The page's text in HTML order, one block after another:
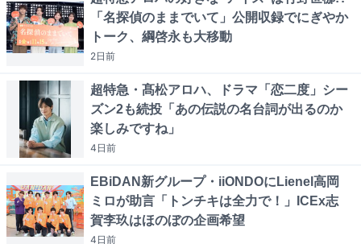
「名探偵のままでいて」公開収録でにぎやか
トーク、綱啓永も大移動
2日前
超特急・髙松アロハ、ドラマ「恋二度」シー
ズン2も続投「あの伝説の名台詞が出るのか
楽しみですね」
4日前
EBiDAN新グループ・iiONDOにLienel高岡
ミロが助言「トンチキは全力で！」ICEx志
賀李玖はほのぼの企画希望
4日前